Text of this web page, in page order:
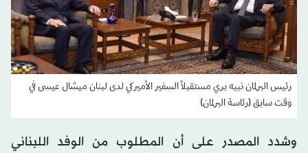
رئيس البرلمان نبيه بري مستقبلاً السفير الأميركي لدى لبنان ميشال عيسى في
وقت سابق (رئاسة البرلمان)
وشدد المصدر على أن المطلوب من الوفد اللبناني